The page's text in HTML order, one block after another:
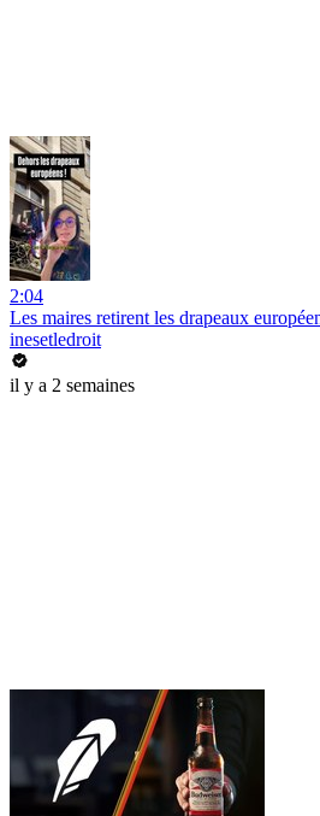
2:04
Les maires retirent les drapeaux
inesetledroit
il y a 2 semaines